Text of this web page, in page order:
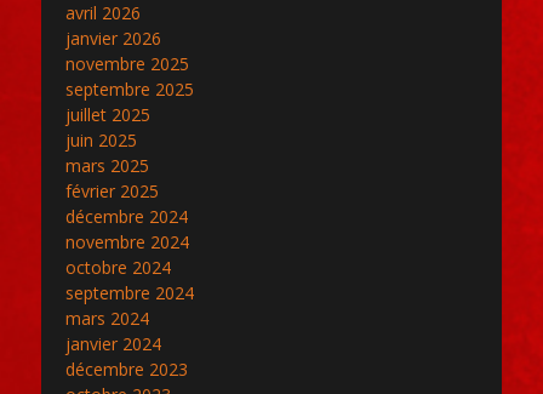
avril 2026
janvier 2026
novembre 2025
septembre 2025
juillet 2025
juin 2025
mars 2025
février 2025
décembre 2024
novembre 2024
octobre 2024
septembre 2024
mars 2024
janvier 2024
décembre 2023